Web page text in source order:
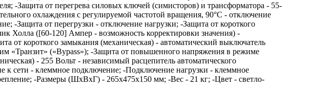
-Защита от перегрева силовых ключей (симисторов) и трансформатора - 55-
охлаждения с регулируемой частотой вращения, 90°C - отключение
-Защита от перегрузки - отключение нагрузки; -Защита от короткого
Холла ([60-120] Ампер - возможность корректировки значения) -
от короткого замыкания (механическая) - автоматический выключатель
«Транзит» («Bypass»); -Защита от повышенного напряжения в режиме
- 255 Вольт - независимый расцепитель автоматического
к сети - клеммное подключение; -Подключение нагрузки - клеммное
-Размеры (ШxВxГ) - 265x475x150 мм; -Вес - 21 кг; -Цвет - светло-